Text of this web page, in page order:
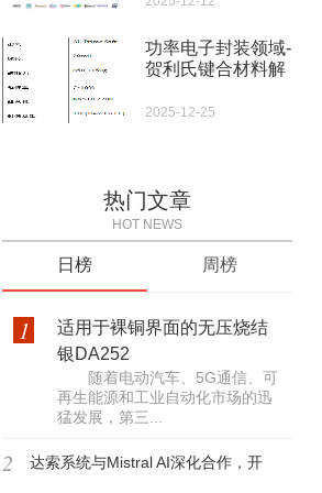
功率电子封装领域-
贺利氏键合材料解
2025-12-25
热门文章
HOT NEWS
日榜 周榜
1
适用于裸铜界面的无压烧结
银DA252
随着电动汽车、5G通信、可
再生能源和工业自动化市场的迅
猛发展，第三...
2 达索系统与Mistral AI深化合作，开